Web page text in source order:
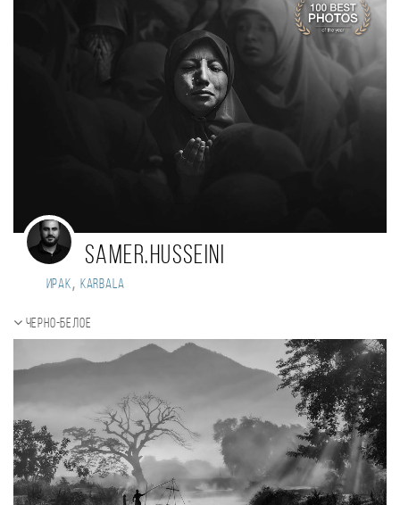
SAMER.HUSSEINI
Ирак, KARBALA
Черно-белое